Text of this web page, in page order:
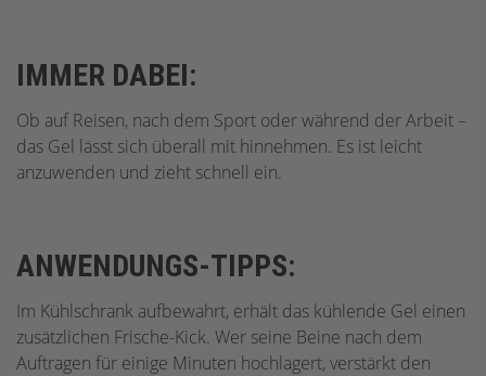
IMMER DABEI:
Ob auf Reisen, nach dem Sport oder während der Arbeit –
das Gel lässt sich überall mit hinnehmen. Es ist leicht
anzuwenden und zieht schnell ein.
ANWENDUNGS-TIPPS:
Im Kühlschrank aufbewahrt, erhält das kühlende Gel einen
zusätzlichen Frische-Kick. Wer seine Beine nach dem
Auftragen für einige Minuten hochlagert, verstärkt den